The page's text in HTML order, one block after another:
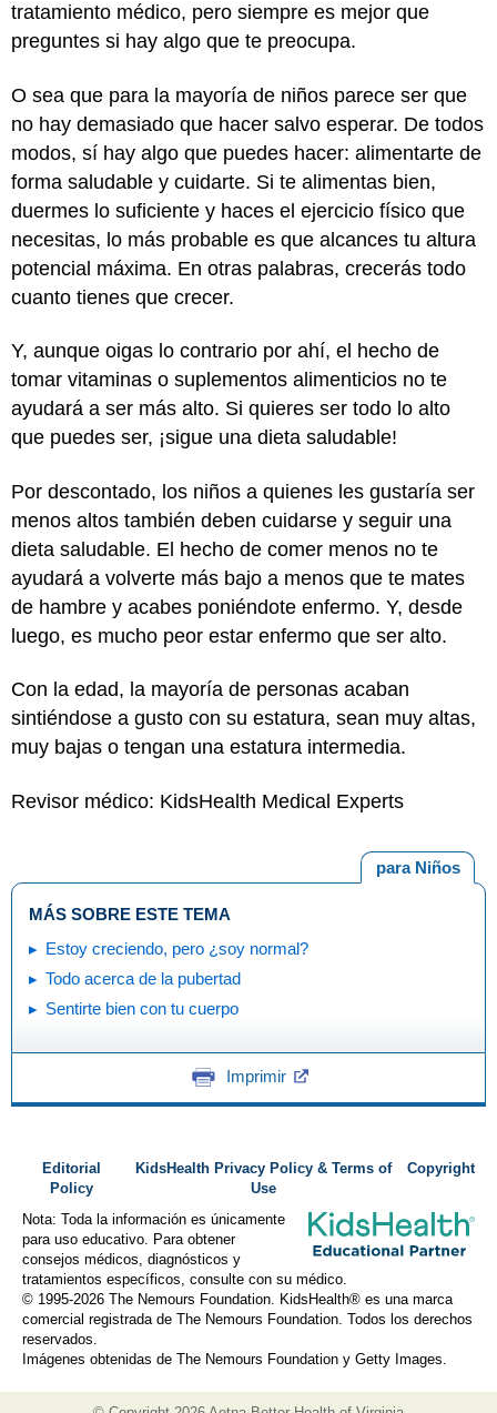
tratamiento médico, pero siempre es mejor que
preguntes si hay algo que te preocupa.
O sea que para la mayoría de niños parece ser que
no hay demasiado que hacer salvo esperar. De todos
modos, sí hay algo que puedes hacer: alimentarte de
forma saludable y cuidarte. Si te alimentas bien,
duermes lo suficiente y haces el ejercicio físico que
necesitas, lo más probable es que alcances tu altura
potencial máxima. En otras palabras, crecerás todo
cuanto tienes que crecer.
Y, aunque oigas lo contrario por ahí, el hecho de
tomar vitaminas o suplementos alimenticios no te
ayudará a ser más alto. Si quieres ser todo lo alto
que puedes ser, ¡sigue una dieta saludable!
Por descontado, los niños a quienes les gustaría ser
menos altos también deben cuidarse y seguir una
dieta saludable. El hecho de comer menos no te
ayudará a volverte más bajo a menos que te mates
de hambre y acabes poniéndote enfermo. Y, desde
luego, es mucho peor estar enfermo que ser alto.
Con la edad, la mayoría de personas acaban
sintiéndose a gusto con su estatura, sean muy altas,
muy bajas o tengan una estatura intermedia.
Revisor médico: KidsHealth Medical Experts
para Niños
MÁS SOBRE ESTE TEMA
Estoy creciendo, pero ¿soy normal?
Todo acerca de la pubertad
Sentirte bien con tu cuerpo
Imprimir
Editorial
Policy
KidsHealth Privacy Policy & Terms of
Use
Copyright
Nota: Toda la información es únicamente
para uso educativo. Para obtener
consejos médicos, diagnósticos y
tratamientos específicos, consulte con su médico.
© 1995-2026 The Nemours Foundation. KidsHealth® es una marca
comercial registrada de The Nemours Foundation. Todos los derechos
reservados.
Imágenes obtenidas de The Nemours Foundation y Getty Images.